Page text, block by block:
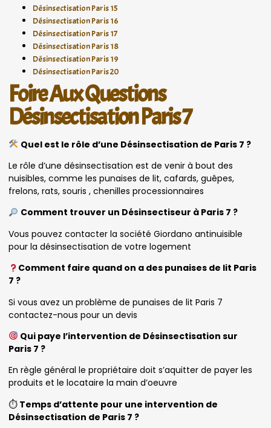
Désinsectisation Paris 15
Désinsectisation Paris 16
Désinsectisation Paris 17
Désinsectisation Paris 18
Désinsectisation Paris 19
Désinsectisation Paris 20
Foire Aux Questions
Désinsectisation Paris 7
Quel est le rôle d’une Désinsectisation de Paris 7 ?
Le rôle d’une désinsectisation est de venir à bout des
nuisibles, comme les punaises de lit, cafards, guêpes,
frelons, rats, souris , chenilles processionnaires
Comment trouver un Désinsectiseur à Paris 7 ?
Vous pouvez contacter la société Giordano antinuisible
pour la désinsectisation de votre logement
Comment faire quand on a des punaises de lit Paris
7 ?
Si vous avez un problème de punaises de lit Paris 7
contactez-nous pour un devis
Qui paye l’intervention de Désinsectisation sur
Paris 7 ?
En règle général le propriétaire doit s’aquitter de payer les
produits et le locataire la main d’oeuvre
⏱ Temps d’attente pour une intervention de
Désinsectisation de Paris 7 ?